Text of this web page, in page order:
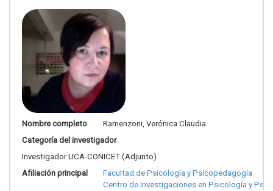
Nombre completo
Ramenzoni, Verónica Claudia
Categoría del investigador
Investigador UCA-CONICET (Adjunto)
Afiliación principal
Facultad de Psicología y Psicopedagogía
Centro de Investigaciones en Psicología y